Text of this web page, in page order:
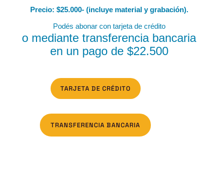
Precio: $25.000- (incluye material y grabación).
Podés abonar con tarjeta de crédito
o mediante transferencia bancaria
en un pago de $22.500
TARJETA DE CRÉDITO
TRANSFERENCIA BANCARIA